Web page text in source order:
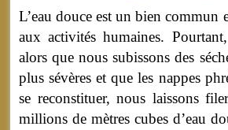
L’eau douce est un bien commun
aux activités humaines.
alors que nous subissons des
plus sévères et que les nappes
se reconstituer, nous laissons
millions de mètres cubes d’eau